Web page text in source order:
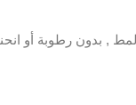
, بدون رطوبة أو